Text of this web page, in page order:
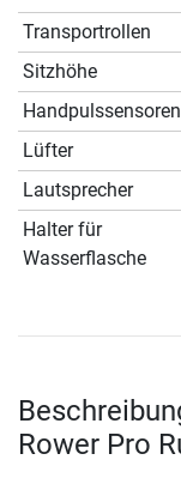
Transportrollen
Sitzhöhe
Handpulssensoren
Lüfter
Lautsprecher
Halter für
Wasserflasche
Rower Pro